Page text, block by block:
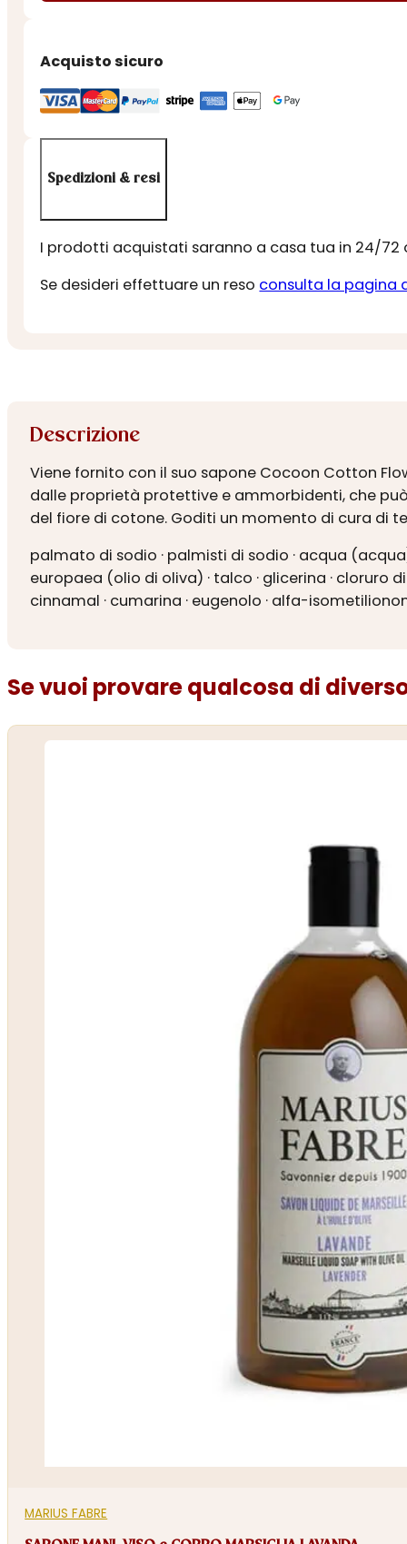
quantità
Acquisto sicuro
Spedizioni & resi
I prodotti acquistati saranno a casa tua in 24/72
Se desideri effettuare un reso consulta la pagina
Descrizione
Viene fornito con il suo sapone Cocoon Cotton
dalle proprietà protettive e ammorbidenti, che
del fiore di cotone. Goditi un momento di cura di
palmato di sodio · palmisti di sodio · acqua
europaea (olio di oliva) · talco · glicerina · cloruro
cinnamal · cumarina · eugenolo · alfa-
Se vuoi provare qualcosa di
MARIUS FABRE